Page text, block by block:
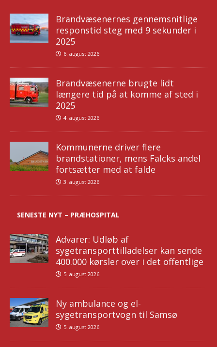
Brandvæsenernes gennemsnitlige
responstid steg med 9 sekunder i
2025
6. august 2026
Brandvæsenerne brugte lidt
længere tid på at komme af sted i
2025
4. august 2026
Kommunerne driver flere
brandstationer, mens Falcks andel
fortsætter med at falde
3. august 2026
SENESTE NYT – PRÆHOSPITAL
Advarer: Udløb af
sygetransporttilladelser kan sende
400.000 kørsler over i det offentlige
5. august 2026
Ny ambulance og el-
sygetransportvogn til Samsø
5. august 2026